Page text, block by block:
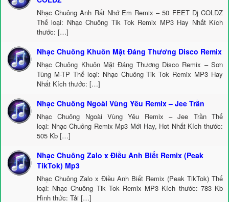
Nhạc Chuông Anh Rất Nhớ Em Remix – 50 FEET Dj COLDZ
Thể loại: Nhạc Chuông Tik Tok Remix MP3 Hay Nhất Kích
thước: […]
Nhạc Chuông Khuôn Mặt Đáng Thương Disco Remix
Nhạc Chuông Khuôn Mặt Đáng Thương Disco Remix – Sơn
Tùng M-TP Thể loại: Nhạc Chuông Tik Tok Remix MP3 Hay
Nhất Kích thước: […]
Nhạc Chuông Ngoài Vùng Yêu Remix – Jee Trần
Nhạc Chuông Ngoài Vùng Yêu Remix – Jee Trần Thể
loại: Nhạc Chuông Remix Mp3 Mới Hay, Hot Nhất Kích thước:
505 Kb […]
Nhạc Chuông Zalo x Điều Anh Biết Remix (Peak
TikTok) Mp3
Nhạc Chuông Zalo x Điều Anh Biết Remix (Peak TikTok) Thể
loại: Nhạc Chuông Tik Tok Remix MP3 Kích thước: 783 Kb
Hình thức: Tải […]